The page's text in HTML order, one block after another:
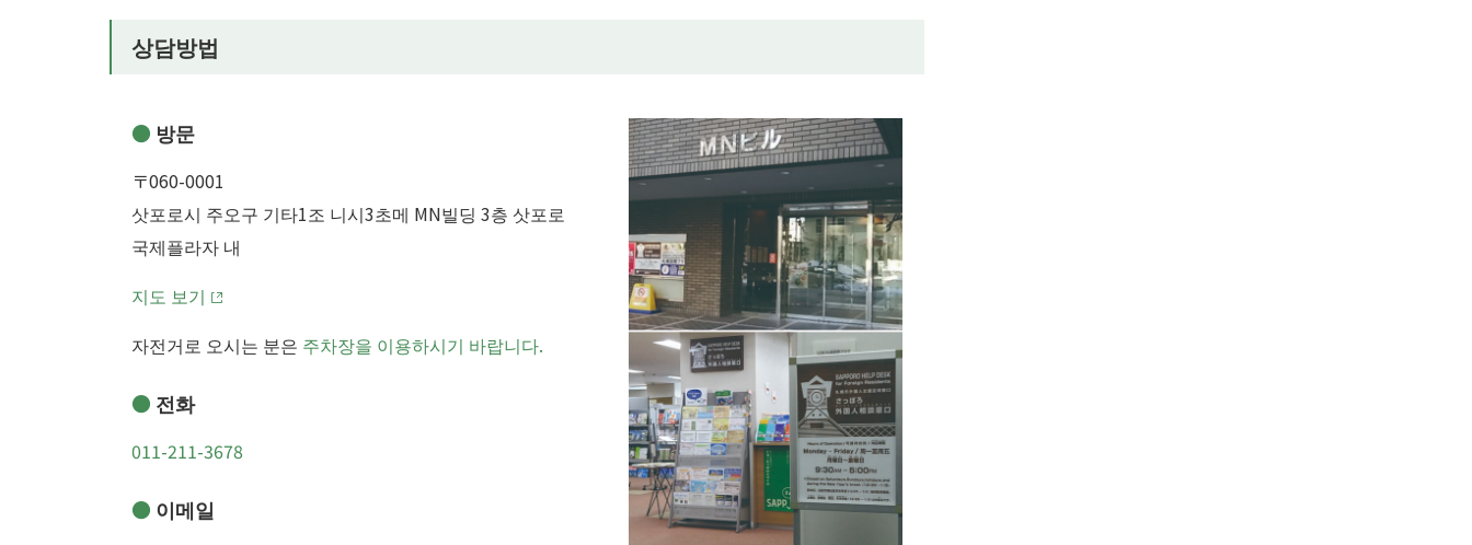
상담방법
방문
〒060-0001
삿포로시 주오구 기타1조 니시3초메 MN빌딩 3층 삿포로
국제플라자 내
지도 보기
자전거로 오시는 분은 주차장을 이용하시기 바랍니다.
전화
011-211-3678
이메일